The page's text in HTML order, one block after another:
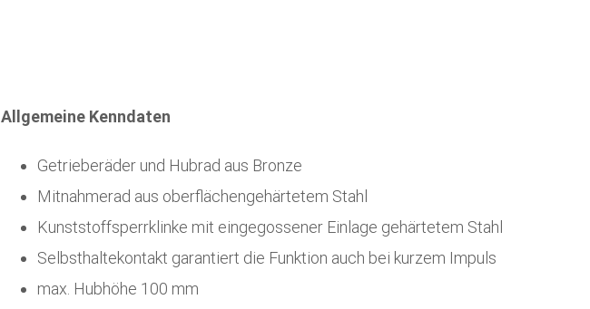
Allgemeine Kenndaten
Getrieberäder und Hubrad aus Bronze
Mitnahmerad aus oberflächengehärtetem Stahl
Kunststoffsperrklinke mit eingegossener Einlage gehärtetem Stahl
Selbsthaltekontakt garantiert die Funktion auch bei kurzem Impuls
max. Hubhöhe 100 mm